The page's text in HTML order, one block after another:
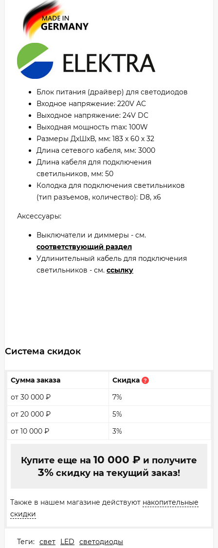
Блок питания (драйвер) для светодиодов
Входное напряжение: 220V AC
Выходное напряжение: 24V DC
Выходная мощность max: 100W
Размеры ДхШхВ, мм: 183 х 60 х 32
Длина сетевого кабеля, мм: 3000
Длина кабеля для подключения
светильников, мм: 50
Колодка для подключения светильников
(тип разъемов, количество): D8, x6
Аксессуары:
Выключатели и диммеры - см.
соответствующий раздел
Удлинительный кабель для подключения
светильников - см. ссылку
Система скидок
Сумма заказа Скидка ?
от 30 000 ₽
7%
от 20 000 ₽
5%
от 10 000 ₽ 3%
Купите еще на 10 000 ₽ и получите
3%скидку на текущий заказ!
Также в нашем магазине действуют накопительные
скидки
Теги: свет LED
светодиоды